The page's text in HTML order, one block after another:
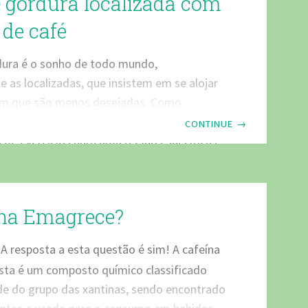
estimula o sistema nervoso central
para as atividades.
café
é o sonho de todo mundo,
as localizadas, que insistem em se alojar
que são menos desejadas. Como
pessoas acreditam que fazer centenas
exercícios para uma região específica é
repetição apenas reforçará a estrutura
a pergunta que não quer calar: então
CONTINUE →
Emagrece?
A resposta a esta questão é sim! A cafeína
é um composto químico classificado
do grupo das xantinas, sendo encontrado